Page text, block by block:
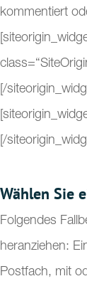
kommentiert
[/
[/
Wählen Sie
Folgendes
heranziehen:
Postfach, mit